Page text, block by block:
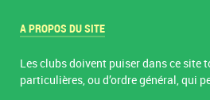
A PROPOS DU SITE
Les clubs doivent puiser dans ce site
particulières, ou d’ordre général, qui